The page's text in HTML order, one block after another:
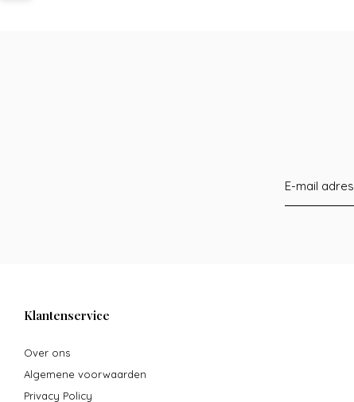
Klantenservice
Over ons
Algemene voorwaarden
Privacy Policy